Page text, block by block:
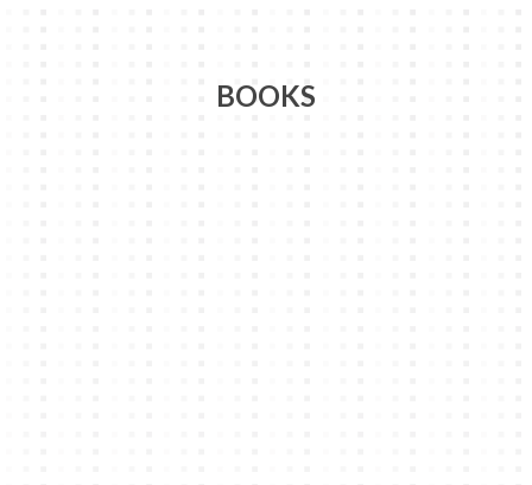
BOOKS